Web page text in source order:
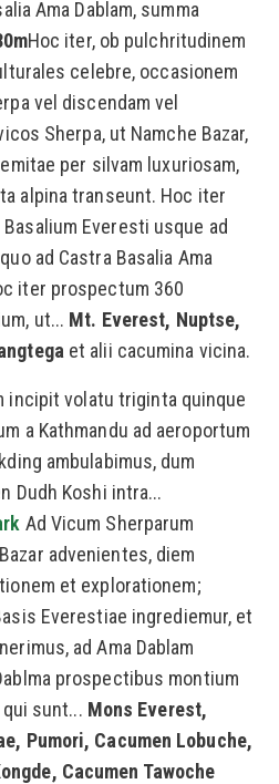
Ama Dablam, summa
Hoc iter, ob pulchritudinem
celebre, occasionem
vel discendam vel
Sherpa, ut Namche Bazar,
per silvam luxuriosam,
alpina transeunt. Hoc iter
Everesti usque ad
ad Castra Basalia Ama
iter prospectum 360
ut... Mt. Everest, Nuptse,
et alii cacumina vicina.
incipit volatu triginta quinque
a Kathmandu ad aeroportum
ambulabimus, dum
Dudh Koshi intra...
Ad Vicum Sherparum
advenientes, diem
et explorationem;
Everestiae ingrediemur, et
ad Ama Dablam
prospectibus montium
sunt... Mons Everest,
Pumori, Cacumen Lobuche,
Cacumen Tawoche